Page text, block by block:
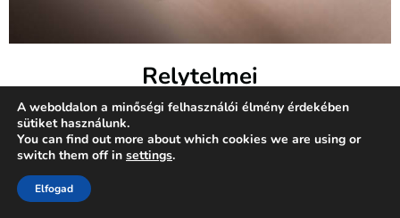
Relytelmei
A kárpittisztításnak számos előnye lehet, amelyek közül
néhány fontos:
Friss és tiszta környezet:
segít megszabadulni a poratkáktól, allergénektől és
A weboldalon a minőségi felhasználói élmény érdekében
sütiket használunk.
You can find out more about which cookies we are using or
switch them off in settings.
Elfogad